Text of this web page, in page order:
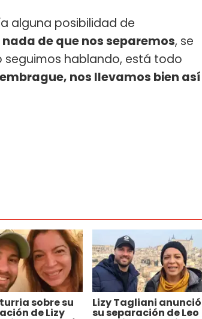
alguna posibilidad de
de que nos separemos, se
seguimos hablando, está todo
nos llevamos bien así
sobre su
de Lizy
Lizy Tagliani anunció
su separación de Leo